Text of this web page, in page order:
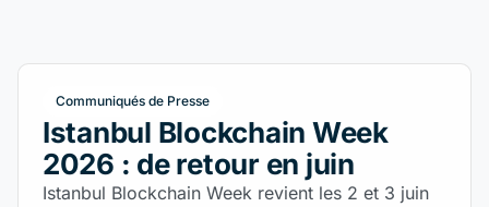
Communiqués de Presse
Istanbul Blockchain Week
2026 : de retour en juin
Istanbul Blockchain Week revient les 2 et 3 juin